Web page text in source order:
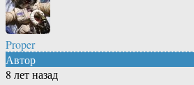
Proper
Автор
8 лет назад